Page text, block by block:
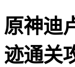
原神迪
迹通关